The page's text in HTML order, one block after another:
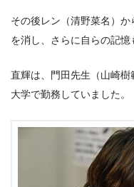
その後レン（清野菜名）
を消し、さらに自らの記憶
直輝は、門田先生（山崎
大学で勤務していました。